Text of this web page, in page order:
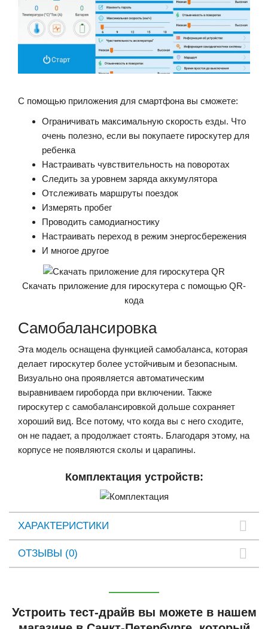
С помощью приложения для смартфона вы сможете:
Ограничивать максимальную скорость езды. Что
очень полезно, если вы покупаете гироскутер для
ребенка
Настраивать чувствительность на поворотах
Следить за уровнем заряда аккумулятора
Отслеживать маршруты поездок
Измерять пробег
Проводить самодиагностику
Настраивать переход в режим энергосбережения
И многое другое
Скачать приложение для гироскутера с помощью QR-
кода
Самобалансировка
Эта модель оснащена функцией самобаланса, которая
делает гироскутер более устойчивым и безопасным.
Визуально она проявляется автоматическим
выравниваем гироборда при включении. Также
гироскутер с самобалансировкой дольше сохраняет
хороший вид. Все потому, что когда вы с него сходите,
он не падает, а продолжает стоять. Благодаря этому, на
корпусе не появляются сколы и царапины.
Комплектация устройств:
ХАРАКТЕРИСТИКИ
ОТЗЫВЫ (0)
Устроить тест-драйв вы можете в нашем